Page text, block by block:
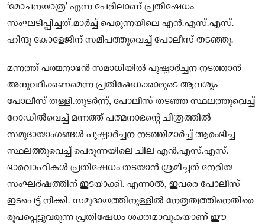
‘മോചനയാത്ര’ എന്ന പേരിലാണ് പ്രതിഷേധം
സംഘടിപ്പിച്ചത്.മാർച്ച് പെരുന്നയിലെ എൻ.എസ്.എസ്.
ഹിന്ദു കോളേജിന് സമീപത്തുവെച്ച് പോലീസ് തടഞ്ഞു.
മന്നത്ത് പത്മനാഭൻ സമാധിയിൽ പുഷ്പാർച്ചന നടത്താൻ
അനുവദിക്കണമെന്ന പ്രതിഷേധക്കാരുടെ ആവശ്യം
പോലീസ് തള്ളി.തുടർന്ന്, പോലീസ് തടഞ്ഞ സ്ഥലത്തുവെച്ച്
റോഡിൽവെച്ച് മന്നത്ത് പത്മനാഭന്റെ ചിത്രത്തിൽ
സമുദായാംഗങ്ങൾ പുഷ്പാർച്ചന നടത്തിമാർച്ച് ആരംഭിച്ച
സ്ഥലത്തുവെച്ച് പെരുന്നയിലെ ചില എൻ.എസ്.എസ്.
ഭാരവാഹികൾ പ്രതിഷേധം തടയാൻ ശ്രമിച്ചത് നേരിയ
സംഘർഷത്തിന് ഇടയാക്കി. എന്നാൽ, ഇവരെ പോലീസ്
ഇടപെട്ട് നീക്കി. സമുദായത്തിനുള്ളിൽ നേതൃത്വത്തിനെതിരെ
രൂപപ്പെട്ടുവരുന്ന പ്രതിഷേധം ശക്തമാവുകയാണ് ഈ